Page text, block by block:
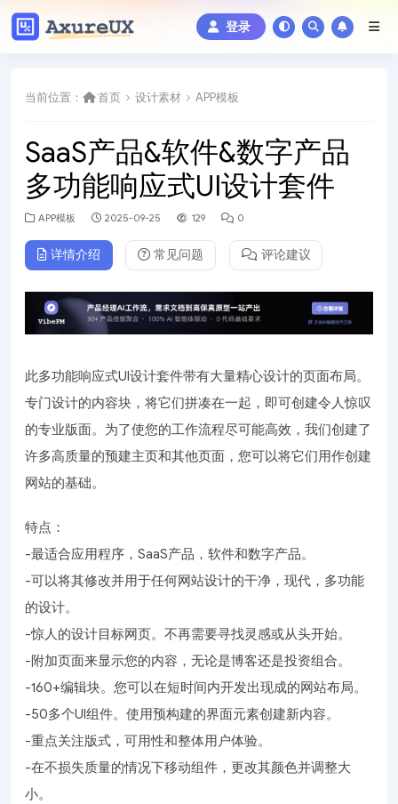
登录
当前位置： 首页 设计素材 APP模板
SaaS产品&软件&数字产品
多功能响应式UI设计套件
APP模板 2025-09-25 129 0
详情介绍 常见问题 评论建议
此多功能响应式UI设计套件带有大量精心设计的页面布局。
专门设计的内容块，将它们拼凑在一起，即可创建令人惊叹
的专业版面。为了使您的工作流程尽可能高效，我们创建了
许多高质量的预建主页和其他页面，您可以将它们用作创建
网站的基础。
特点：
-最适合应用程序，SaaS产品，软件和数字产品。
-可以将其修改并用于任何网站设计的干净，现代，多功能
的设计。
-惊人的设计目标网页。不再需要寻找灵感或从头开始。
-附加页面来显示您的内容，无论是博客还是投资组合。
-160+编辑块。您可以在短时间内开发出现成的网站布局。
-50多个UI组件。使用预构建的界面元素创建新内容。
-重点关注版式，可用性和整体用户体验。
-在不损失质量的情况下移动组件，更改其颜色并调整大
小。